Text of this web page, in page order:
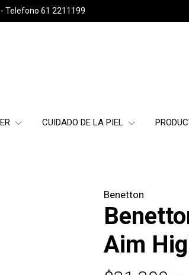
Telefono 61 2211199
CUIDADO DE LA PIEL
Benetton
Aim